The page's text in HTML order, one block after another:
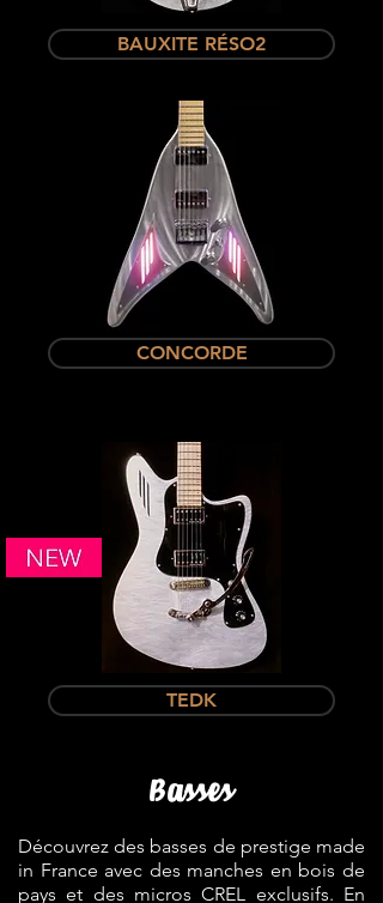
BAUXITE RÉSO2
CONCORDE
TEDK
Basses
Découvrez des basses de prestige made
in France avec des manches en bois de
pays et des micros CREL exclusifs. En